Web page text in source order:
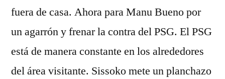
fuera de casa. Ahora para Manu Bueno por
un agarrón y frenar la contra del PSG. El PSG
está de manera constante en los alrededores
del área visitante. Sissoko mete un planchazo